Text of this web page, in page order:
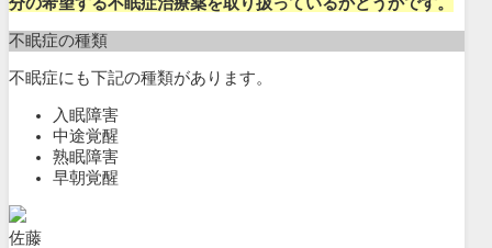
不眠症の種類
不眠症にも下記の種類があります。
入眠障害
中途覚醒
熟眠障害
早朝覚醒
佐藤